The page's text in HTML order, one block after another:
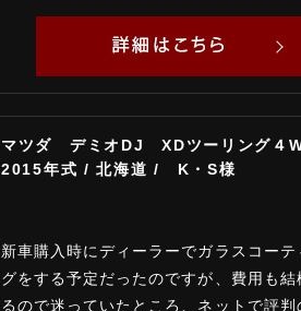
マツダ デミオDJ XDツーリング４
2015年式 / 北海道 / K・S様
新車購入時にディーラーでガラスコーテ
グをする予定だったのですが、費用も結
るので迷っていたところ、ネットで評判